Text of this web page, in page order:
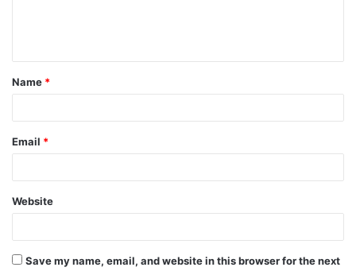
Name *
Email *
Website
Save my name, email, and website in this browser for the next